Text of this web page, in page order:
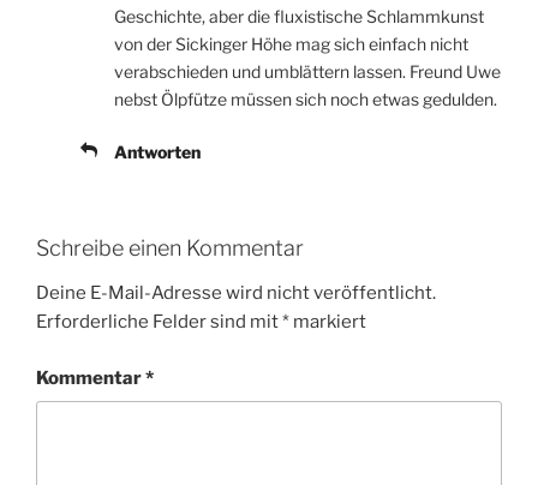
Geschichte, aber die fluxistische Schlammkunst
von der Sickinger Höhe mag sich einfach nicht
verabschieden und umblättern lassen. Freund Uwe
nebst Ölpfütze müssen sich noch etwas gedulden.
Antworten
Schreibe einen Kommentar
Deine E-Mail-Adresse wird nicht veröffentlicht.
Erforderliche Felder sind mit* markiert
Kommentar*